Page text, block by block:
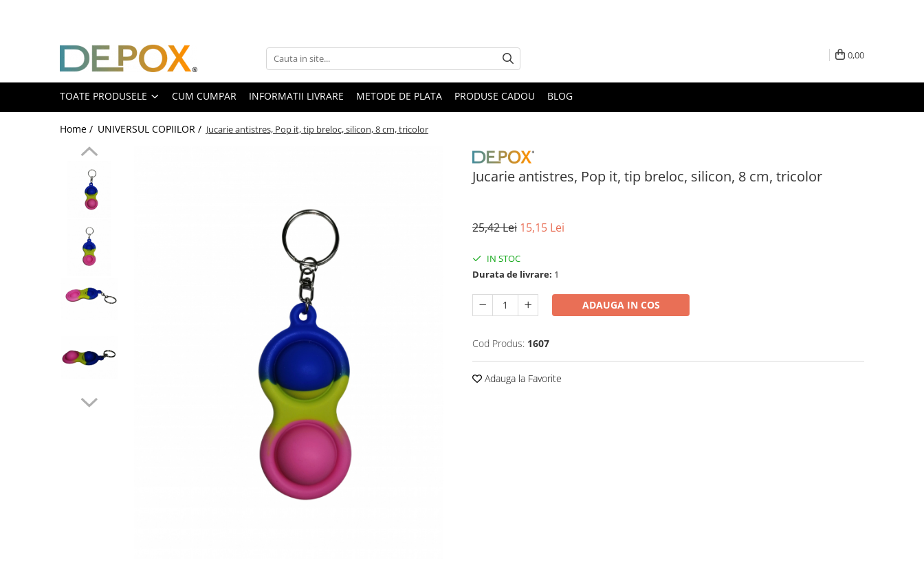
Toate Produsele
SPORT & TIMP LIBER
AUTOAPARARE
Pumnaluri si boxuri
Bastoane telescopice si nunceaguri
Spray autoaparare
Seturi & accesorii autoaparare
Cutite vanatoare
Sabii & Macete
Topor camping
vanatoare si tactice
0,00
TOATE PRODUSELE CUM CUMPAR INFORMATII LIVRARE METODE DE PLATA PRODUSE CADOU BLOG
Home / UNIVERSUL COPIILOR / Jucarie antistres, Pop it, tip breloc, silicon, 8 cm, tricolor
Jucarie antistres, Pop it, tip breloc, silicon, 8 cm, tricolor
25,42 Lei 15,15 Lei
IN STOC
Durata de livrare: 1
ADAUGA IN COS
Cod Produs: 1607
Adauga la Favorite